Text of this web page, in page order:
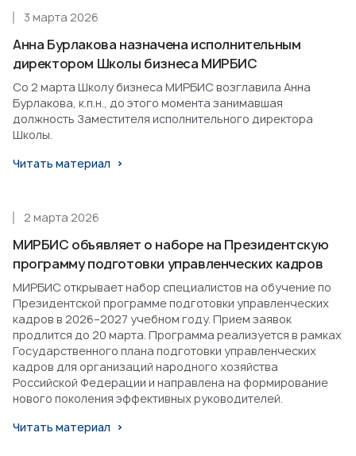
Анна Бурлакова назначена исполнительным
директором Школы бизнеса МИРБИС
3 марта 2026
Со 2 марта Школу бизнеса МИРБИС возглавила Анна
Бурлакова, к.п.н., до этого момента занимавшая
должность Заместителя исполнительного директора
Школы.
Читать материал
МИРБИС объявляет о наборе на Президентскую
программу подготовки управленческих кадров
2 марта 2026
МИРБИС открывает набор специалистов на обучение по
Президентской программе подготовки управленческих
кадров в 2026–2027 учебном году. Прием заявок
продлится до 20 марта. Программа реализуется в рамках
Государственного плана подготовки управленческих
кадров для организаций народного хозяйства
Российской Федерации и направлена на формирование
нового поколения эффективных руководителей.
Читать материал